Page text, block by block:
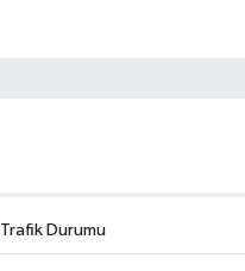
Trafik Durumu